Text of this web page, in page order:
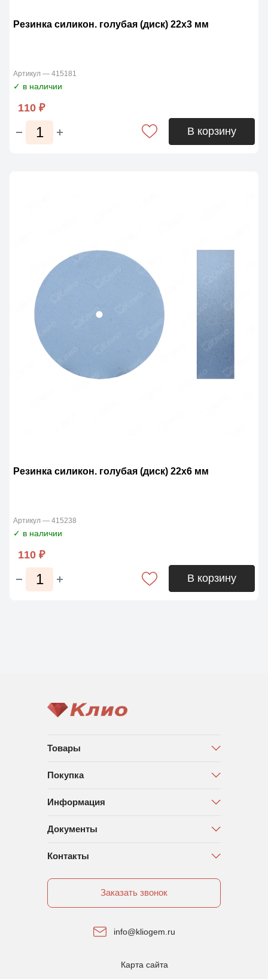
Резинка силикон. голубая (диск) 22х3 мм
Артикул — 415181
✓ в наличии
110 ₽
В корзину
Резинка силикон. голубая (диск) 22х6 мм
Артикул — 415238
✓ в наличии
110 ₽
В корзину
Товары
Покупка
Информация
Документы
Контакты
Заказать звонок
info@kliogem.ru
Карта сайта